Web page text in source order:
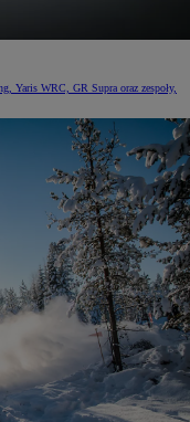
Yaris WRC, GR Supra oraz zespoły,